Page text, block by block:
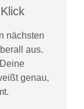
nächsten
aus.
Deine
tgenau,